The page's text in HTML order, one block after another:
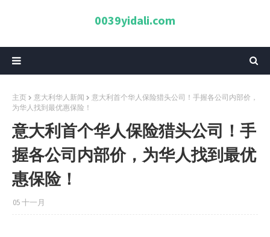
0039yidali.com
主页 意大利华人新闻
意大利首个华人保险猎头公司！手握各公司内部价，
为华人找到最优惠保险！
意大利首个华人保险猎头公司！手
握各公司内部价，为华人找到最优
惠保险！
05 十一月